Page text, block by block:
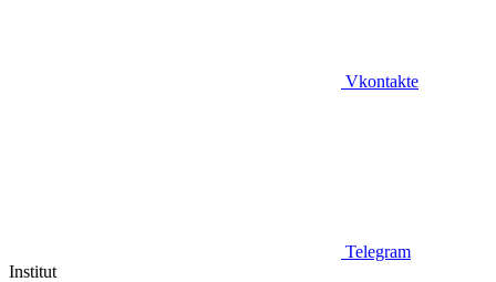
Vkontakte
Telegram
Institut